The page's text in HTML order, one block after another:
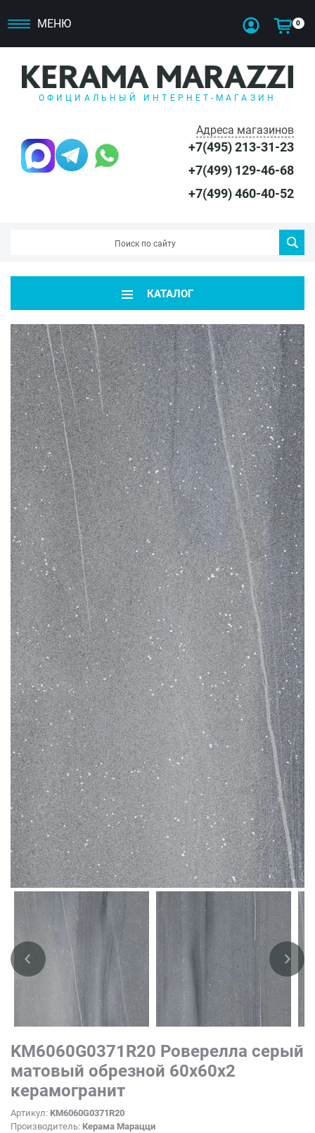
МЕНЮ 0
ОФИЦИАЛЬНЫЙ ИНТЕРНЕТ-МАГАЗИН
Адреса магазинов
+7(495) 213-31-23
+7(499) 129-46-68
+7(499) 460-40-52
КАТАЛОГ
KM6060G0371R20 Роверелла серый
матовый обрезной 60x60x2
керамогранит
Артикул: KM6060G0371R20
Производитель: Керама Марацци